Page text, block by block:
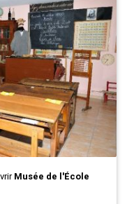
Musée de l'École